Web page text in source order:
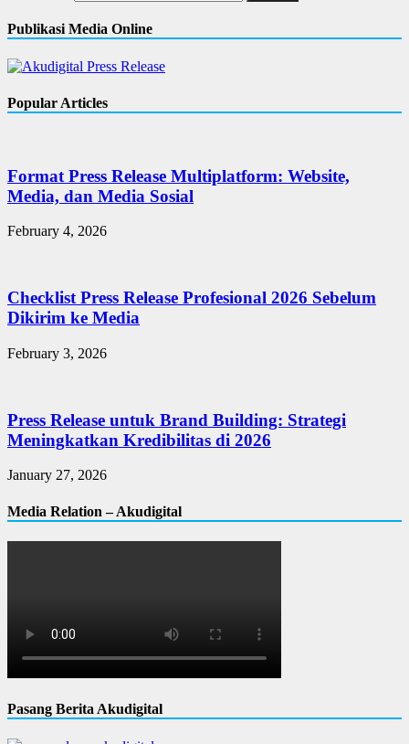
Publikasi Media Online
Popular Articles
Format Press Release Multiplatform: Website,
Media, dan Media Sosial
February 4, 2026
Checklist Press Release Profesional 2026 Sebelum
Dikirim ke Media
February 3, 2026
Press Release untuk Brand Building: Strategi
Meningkatkan Kredibilitas di 2026
January 27, 2026
Media Relation – Akudigital
Pasang Berita Akudigital